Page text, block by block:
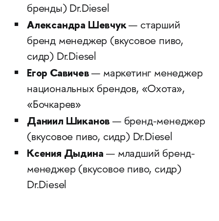
бренды) Dr.Diesel
Александра Шевчук— старший
бренд менеджер (вкусовое пиво,
сидр) Dr.Diesel
Егор Савичев— маркетинг менеджер
национальных брендов, «Охота»,
«Бочкарев»
Даниил Шиканов — бренд-менеджер
(вкусовое пиво, сидр) Dr.Diesel
Ксения Дыдина — младший бренд-
менеджер (вкусовое пиво, сидр)
Dr.Diesel